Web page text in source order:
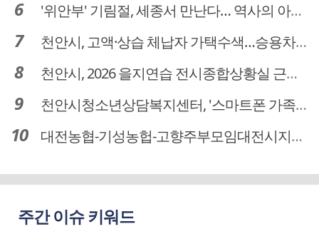
'위안부' 기림절, 세종서 만난다… 역사의 아픔 치유, '평화의 장'
천안시, 고액·상습 체납자 가택수색…승용차 압류·공매 착수
천안시, 2026 을지연습 전시종합상황실 근무자 사전교육
천안시청소년상담복지센터, '스마트폰 가족치유캠프' 운영
대전농협-기성농헙-고향주부모임대전시지회, 이심점심 중식지원 봉사활동
주간 이슈 키워드